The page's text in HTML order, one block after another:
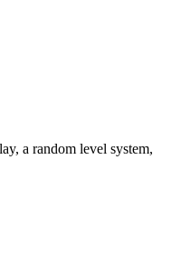
a random level system,